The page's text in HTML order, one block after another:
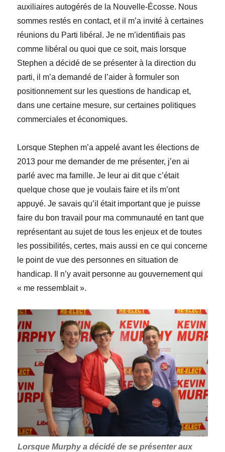
auxiliaires autogérés de la Nouvelle-Écosse. Nous
sommes restés en contact, et il m’a invité à certaines
réunions du Parti libéral. Je ne m’identifiais pas
comme libéral ou quoi que ce soit, mais lorsque
Stephen a décidé de se présenter à la direction du
parti, il m’a demandé de l’aider à formuler son
positionnement sur les questions de handicap et,
dans une certaine mesure, sur certaines politiques
commerciales et économiques.
Lorsque Stephen m’a appelé avant les élections de
2013 pour me demander de me présenter, j’en ai
parlé avec ma famille. Je leur ai dit que c’était
quelque chose que je voulais faire et ils m’ont
appuyé. Je savais qu’il était important que je puisse
faire du bon travail pour ma communauté en tant que
représentant au sujet de tous les enjeux et de toutes
les possibilités, certes, mais aussi en ce qui concerne
le point de vue des personnes en situation de
handicap. Il n’y avait personne au gouvernement qui
« me ressemblait ».
Lorsque Murphy a décidé de se présenter aux